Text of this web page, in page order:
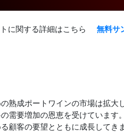
に関する詳細はこちら 無料サ
熟成ポートワインの市場は拡
需要増加の恩恵を受けています
顧客の要望とともに成長してき